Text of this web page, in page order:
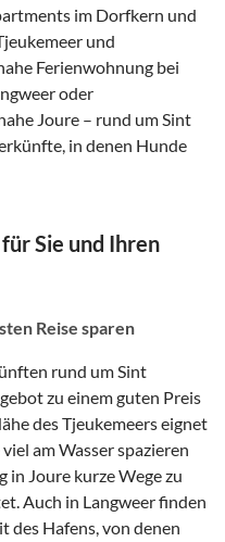
im Dorfkern und
und
Ferienwohnung bei
oder
Joure – rund um Sint
in denen Hunde
Sie und Ihren
Reise sparen
rund um Sint
zu einem guten Preis
des Tjeukemeers eignet
am Wasser spazieren
in Joure kurze Wege zu
Auch in Langweer finden
des Hafens, von denen